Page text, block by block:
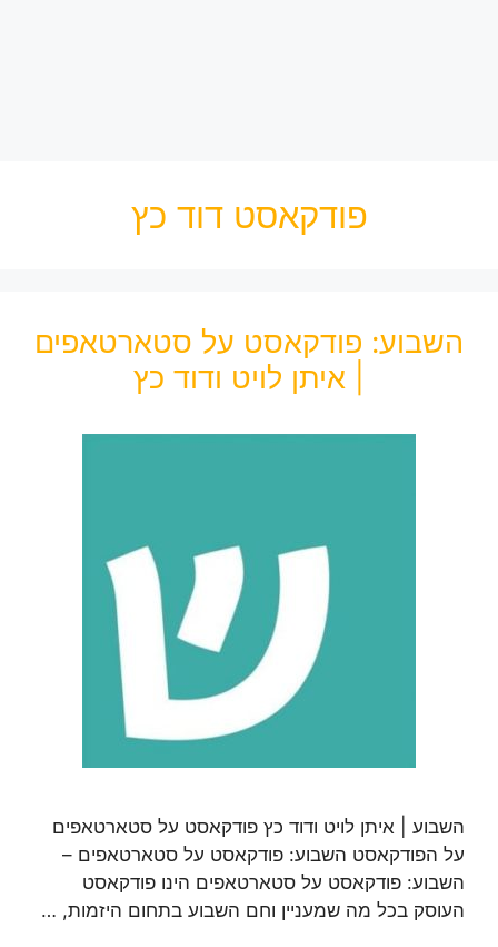
פודקאסט דוד כץ
השבוע: פודקאסט על סטארטאפים
| איתן לויט ודוד כץ
השבוע | איתן לויט ודוד כץ פודקאסט על סטארטאפים
על הפודקאסט השבוע: פודקאסט על סטארטאפים –
השבוע: פודקאסט על סטארטאפים הינו פודקאסט
העוסק בכל מה שמעניין וחם השבוע בתחום היזמות, …